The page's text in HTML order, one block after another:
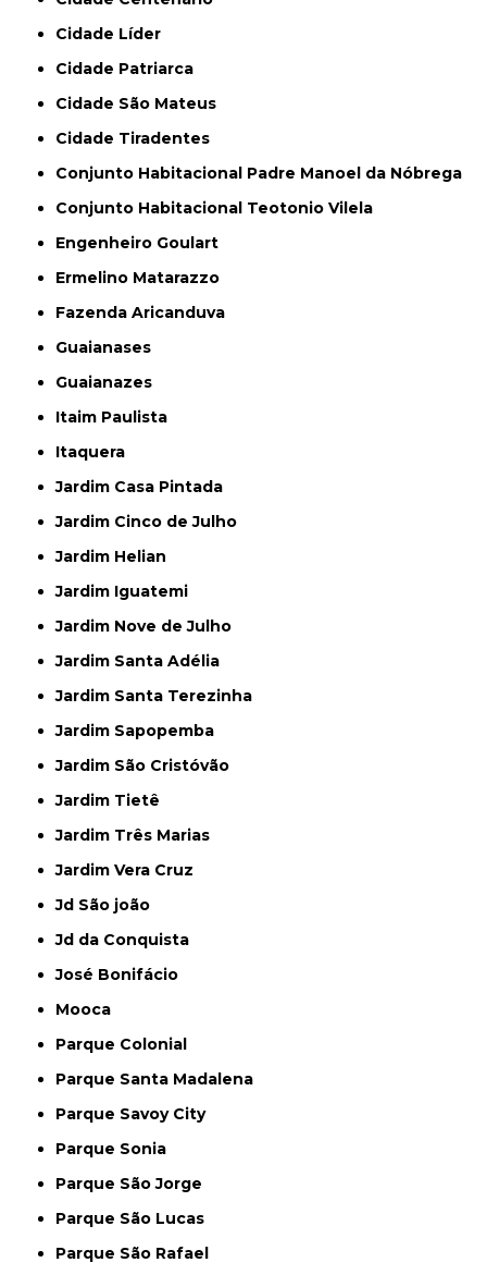
Cidade Líder
Cidade Patriarca
Cidade São Mateus
Cidade Tiradentes
Conjunto Habitacional Padre Manoel da Nóbrega
Conjunto Habitacional Teotonio Vilela
Engenheiro Goulart
Ermelino Matarazzo
Fazenda Aricanduva
Guaianases
Guaianazes
Itaim Paulista
Itaquera
Jardim Casa Pintada
Jardim Cinco de Julho
Jardim Helian
Jardim Iguatemi
Jardim Nove de Julho
Jardim Santa Adélia
Jardim Santa Terezinha
Jardim Sapopemba
Jardim São Cristóvão
Jardim Tietê
Jardim Três Marias
Jardim Vera Cruz
Jd São joão
Jd da Conquista
José Bonifácio
Mooca
Parque Colonial
Parque Santa Madalena
Parque Savoy City
Parque Sonia
Parque São Jorge
Parque São Lucas
Parque São Rafael